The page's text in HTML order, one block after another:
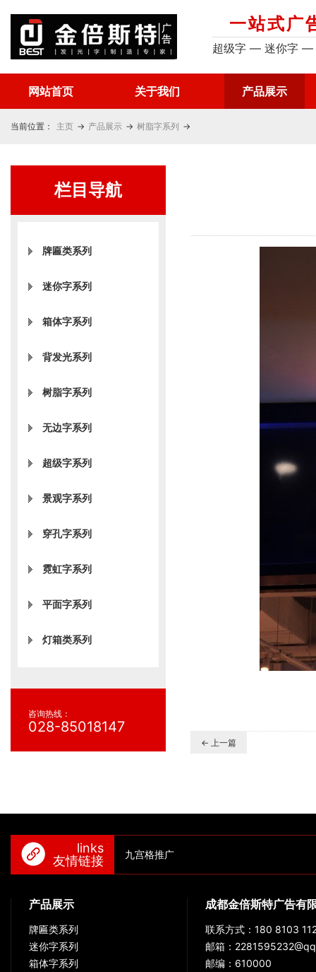
一站式广
超级字 — 迷你字
网站首页 关于我们 产品展示
当前位置： 主页 → 产品展示 → 树脂字系列 →
栏目导航
牌匾类系列
迷你字系列
箱体字系列
背发光系列
树脂字系列
无边字系列
超级字系列
景观字系列
穿孔字系列
霓虹字系列
平面字系列
灯箱类系列
咨询热线：
028-85018147
← 上一篇
links
友情链接
九宫格推广
产品展示
牌匾类系列
迷你字系列
箱体字系列
成都金倍斯特广告有
联系方式：180 8103
邮箱：
邮编：610000